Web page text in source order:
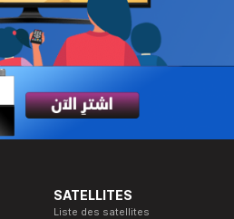
SATELLITES
Liste des satellites